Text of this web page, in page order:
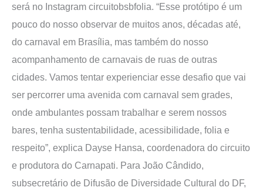
será no Instagram circuitobsbfolia. “Esse protótipo é um
pouco do nosso observar de muitos anos, décadas até,
do carnaval em Brasília, mas também do nosso
acompanhamento de carnavais de ruas de outras
cidades. Vamos tentar experienciar esse desafio que vai
ser percorrer uma avenida com carnaval sem grades,
onde ambulantes possam trabalhar e serem nossos
bares, tenha sustentabilidade, acessibilidade, folia e
respeito”, explica Dayse Hansa, coordenadora do circuito
e produtora do Carnapati. Para João Cândido,
subsecretário de Difusão de Diversidade Cultural do DF,